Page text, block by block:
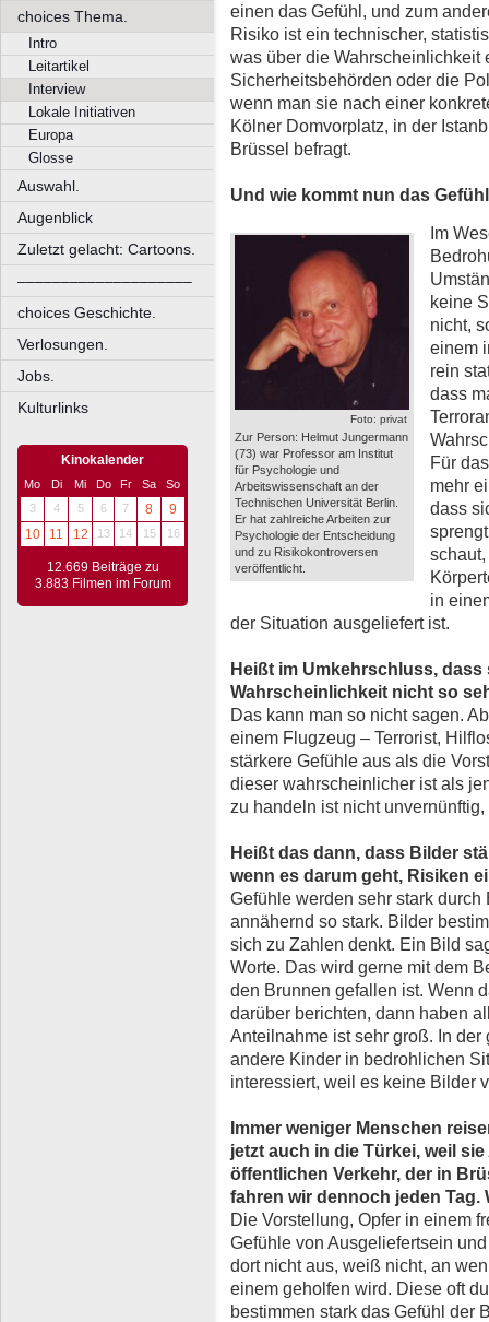
choices Thema.
Intro
Leitartikel
Interview
Lokale Initiativen
Europa
Glosse
Auswahl.
Augenblick
Zuletzt gelacht: Cartoons.
––––––––––––––––––––
choices Geschichte.
Verlosungen.
Jobs.
Kulturlinks
Kinokalender
Mo Di Mi Do Fr Sa
So
3
4 5 6 7 8
9
10
11 12 13 14 15 16
12.669 Beiträge zu
3.883 Filmen im Forum
einen das Gefühl, und zum
Risiko ist ein technischer,
was über die Wahrscheinlichkeit
Sicherheitsbehörden oder die
wenn man sie nach einer
Kölner Domvorplatz, in der
Brüssel befragt.
Und wie kommt nun das
Foto: privat
Zur Person: Helmut Jungermann
(73) war Professor am Institut
für Psychologie und
Arbeitswissenschaft an der
Technischen Universität Berlin.
Er hat zahlreiche Arbeiten zur
Psychologie der Entscheidung
und zu Risikokontroversen
veröffentlicht.
Im
keine
nicht,
einem
rein
dass
Für
mehr
dass
in
der Situation ausgeliefert ist.
Heißt im Umkehrschluss,
Wahrscheinlichkeit nicht so
Das kann man so nicht sagen.
einem Flugzeug – Terrorist,
stärkere Gefühle aus als die
dieser wahrscheinlicher ist als
zu handeln ist nicht
Heißt das dann, dass Bilder
wenn es darum geht, Risiken
Gefühle werden sehr stark
annähernd so stark. Bilder
sich zu Zahlen denkt. Ein Bild
Worte. Das wird gerne mit dem
den Brunnen gefallen ist. Wenn
darüber berichten, dann haben
Anteilnahme ist sehr groß. In
andere Kinder in bedrohlichen
interessiert, weil es keine Bilder
Immer weniger Menschen
jetzt auch in die Türkei, weil
öffentlichen Verkehr, der in
fahren wir dennoch jeden Tag.
Die Vorstellung, Opfer in einem
Gefühle von Ausgeliefertsein
dort nicht aus, weiß nicht, an
einem geholfen wird. Diese oft
bestimmen stark das Gefühl der